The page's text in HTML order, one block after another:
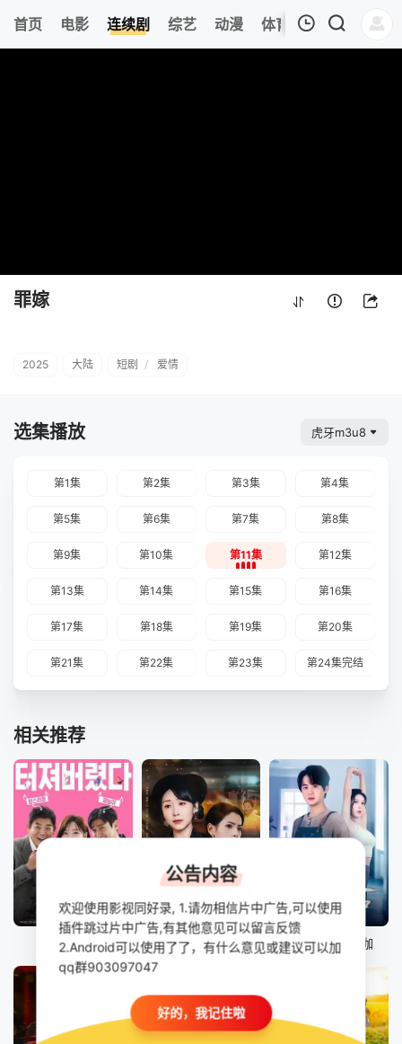
首页 电影 连续剧 综艺 动漫 体育 今日更新 热
罪嫁
2025 大陆 短剧 / 爱情
选集播放 虎牙m3u8
第1集 第2集 第3集 第4集
第5集 第6集 第7集 第8集
第9集 第10集 第11集 第12集
第13集 第14集 第15集 第16集
第17集 第18集 第19集 第20集
第21集 第22集 第23集 第24集完结
相关推荐
正片
禁忌童话
全60集
这届婆婆，该怎么当
全68集
妻子喜欢练瑜伽
公告内容
欢迎使用影视同好录, 1.请勿相信片中广告,可以使用
插件跳过片中广告,有其他意见可以留言反馈
2.Android可以使用了了，有什么意见或建议可以加
qq群903097047
好的，我记住啦